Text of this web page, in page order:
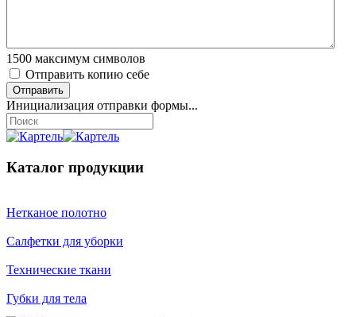
1500 максимум символов
Отправить копию себе
Отправить
Инициализация отправки формы...
Каталог продукции
Нетканое полотно
Салфетки для уборки
Технические ткани
Губки для тела